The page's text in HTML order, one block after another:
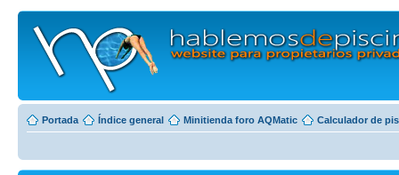
Portada Índice general Minitienda foro AQMatic Calculador de